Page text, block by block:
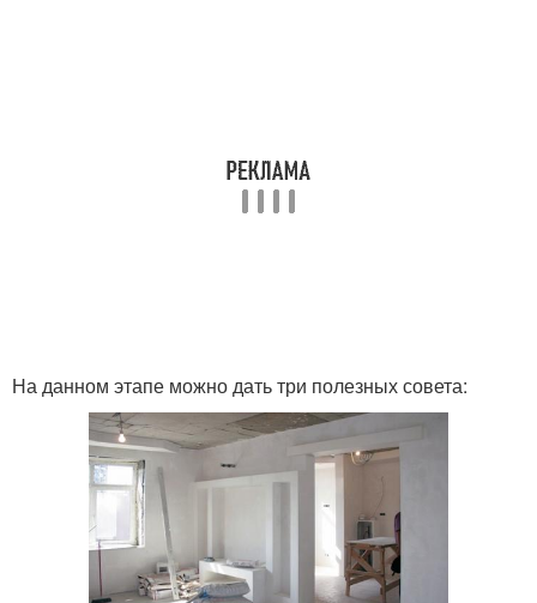
На данном этапе можно дать три полезных совета: